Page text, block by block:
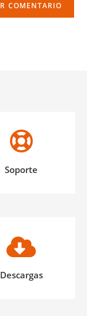
Soporte
Descargas